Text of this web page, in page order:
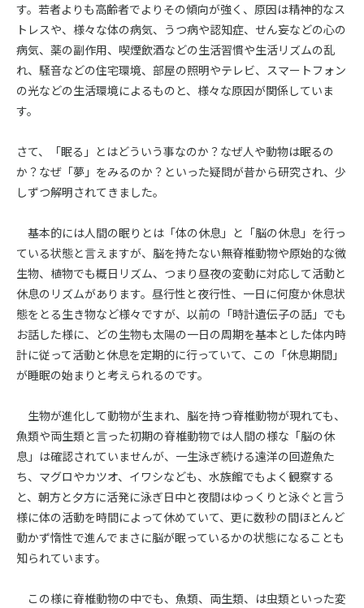
す。若者よりも高齢者でよりその傾向が強く、原因は精神的なス
トレスや、様々な体の病気、うつ病や認知症、せん妄などの心の
病気、薬の副作用、喫煙飲酒などの生活習慣や生活リズムの乱
れ、騒音などの住宅環境、部屋の照明やテレビ、スマートフォン
の光などの生活環境によるものと、様々な原因が関係していま
す。
さて、「眠る」とはどういう事なのか？なぜ人や動物は眠るの
か？なぜ「夢」をみるのか？といった疑問が昔から研究され、少
しずつ解明されてきました。
基本的には人間の眠りとは「体の休息」と「脳の休息」を行っ
ている状態と言えますが、脳を持たない無脊椎動物や原始的な微
生物、植物でも概日リズム、つまり昼夜の変動に対応して活動と
休息のリズムがあります。昼行性と夜行性、一日に何度か休息状
態をとる生き物など様々ですが、以前の「時計遺伝子の話」でも
お話した様に、どの生物も太陽の一日の周期を基本とした体内時
計に従って活動と休息を定期的に行っていて、この「休息期間」
が睡眠の始まりと考えられるのです。
生物が進化して動物が生まれ、脳を持つ脊椎動物が現れても、
魚類や両生類と言った初期の脊椎動物では人間の様な「脳の休
息」は確認されていませんが、一生泳ぎ続ける遠洋の回遊魚た
ち、マグロやカツオ、イワシなども、水族館でもよく観察する
と、朝方と夕方に活発に泳ぎ日中と夜間はゆっくりと泳ぐと言う
様に体の活動を時間によって休めていて、更に数秒の間ほとんど
動かず惰性で進んでまさに脳が眠っているかの状態になることも
知られています。
この様に脊椎動物の中でも、魚類、両生類、は虫類といった変